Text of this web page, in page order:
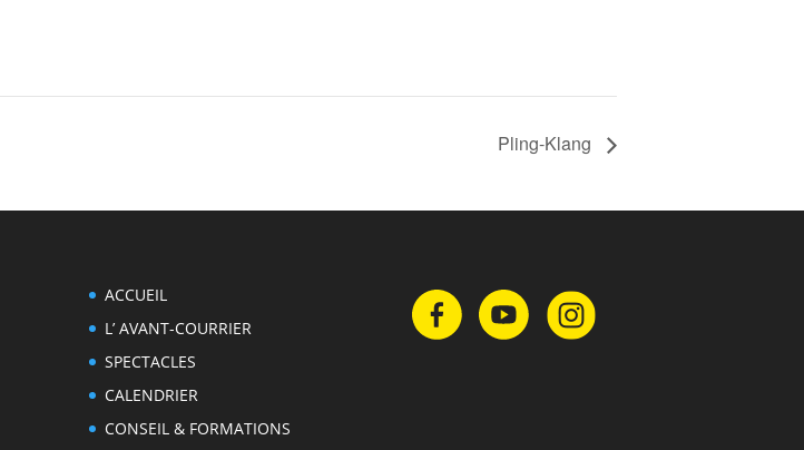
Pling-Klang
ACCUEIL
L’ AVANT-COURRIER
SPECTACLES
CALENDRIER
CONSEIL & FORMATIONS